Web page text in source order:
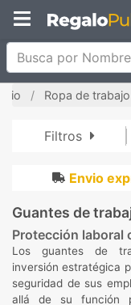
Busca por Nombre
Ropa de
Filtros
Envio
Guantes de
Protección laboral
Los guantes de
inversión estratégica
seguridad de sus
allá de su función